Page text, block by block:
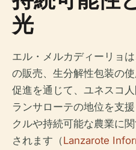
光
エル・メルカディーリョ
の販売、生分解性包装の
促進を通じて、ユネスコ
ランサローテの地位を支
クルや持続可能な農業に
されます（Lanzarote